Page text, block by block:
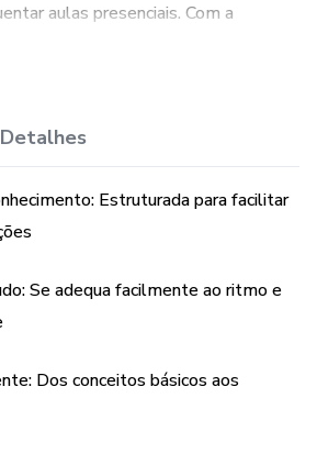
aulas presenciais. Com a
sempre que necessário.
com base em anos de
da Umbanda e em pesquisas
e objetiva, abrangendo desde
mais avançados, permitindo que
você terá acesso a
Exu, Pomba Gira, Caboclo,
Oferendas, Firmezas,
Detalhes
Estruturada para facilitar
Se adequa facilmente ao ritmo e
Dos conceitos básicos aos